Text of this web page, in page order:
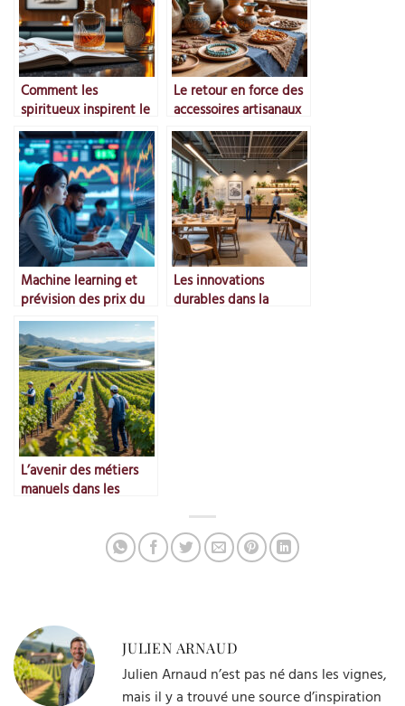
Comment les
spiritueux inspirent le
design
Le retour en force des
accessoires artisanaux
Machine learning et
prévision des prix du
marché
Les innovations
durables dans la
L’avenir des métiers
manuels dans les
JULIEN ARNAUD
Julien Arnaud n’est pas né dans les vignes,
mais il y a trouvé une source d’inspiration